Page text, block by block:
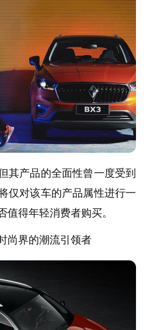
其产品的全面性曾一度受到
仅对该车的产品属性进行一
值得年轻消费者购买。
尚界的潮流引领者